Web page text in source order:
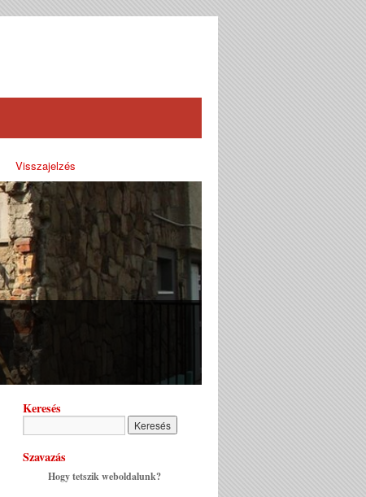
Visszajelzés
Keresés
Szavazás
Hogy tetszik weboldalunk?